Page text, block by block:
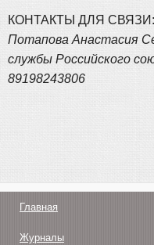
КОНТАКТЫ ДЛЯ СВЯЗИ:
Потапова Анастасия
службы Российского
89198243806
Главная
Журналы